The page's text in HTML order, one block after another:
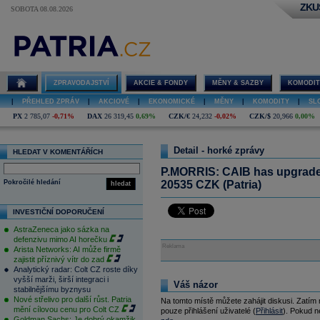
SOBOTA 08.08.2026
ZPRAVODAJSTVÍ AKCIE & FONDY MĚNY & SAZBY
PŘEHLED ZPRÁV AKCIOVÉ EKONOMICKÉ MĚNY KOMODITY
PX 2 785,07 -0,71% DAX 26 319,45 0,69% CZK/€ 24,232 -0,02% CZK/$ 20,966 0,00%
HLEDAT V KOMENTÁŘÍCH
hledat
Pokročilé hledání
INVESTIČNÍ DOPORUČENÍ
AstraZeneca jako sázka na
defenzivu mimo AI horečku
Arista Networks: AI může firmě
zajistit příznivý vítr do zad
Analytický radar: Colt CZ roste díky
vyšší marži, širší integraci i
stabilnějšímu byznysu
Nové střelivo pro další růst. Patria
mění cílovou cenu pro Colt CZ
Detail - horké zprávy
P.MORRIS: CAIB has
20535 CZK (Patria)
Reklama
Váš názor
Na tomto místě můžete zahájit diskusi.
pouze přihlášení uživatelé (Přihlásit). Pokud